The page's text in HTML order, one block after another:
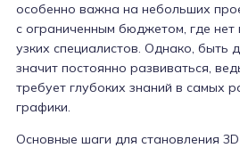
особенно важна на небольших
с ограниченным бюджетом, где
узких специалистов. Однако, быть
значит постоянно развиваться,
требует глубоких знаний в самых
графики.
Основные шаги для становления